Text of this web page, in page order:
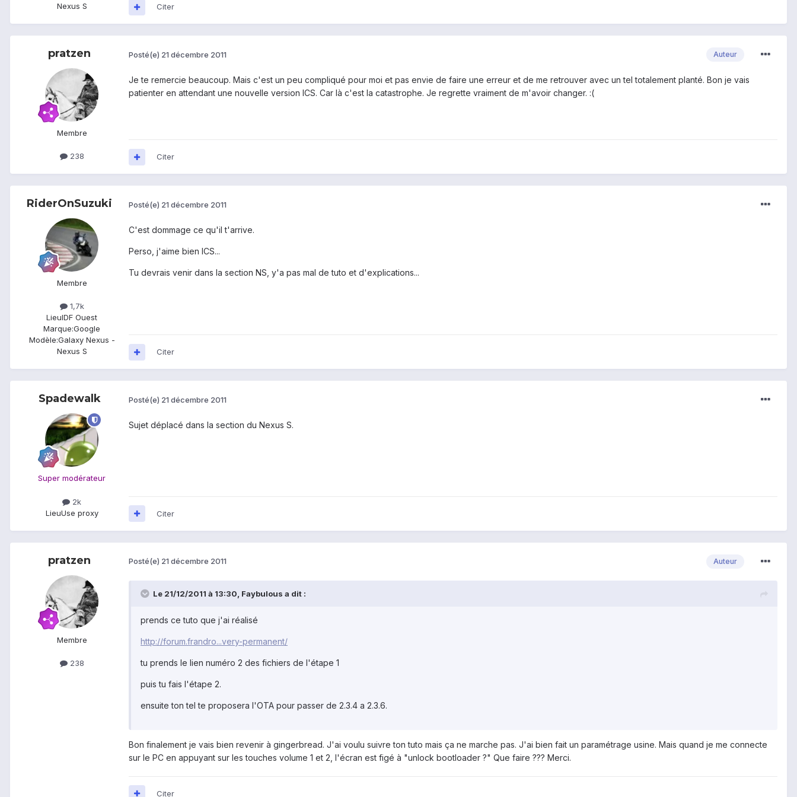
Nexus S
Citer
pratzen
Membre
238
Auteur
Posté(e) 21 décembre 2011
Je te remercie beaucoup. Mais c'est un peu compliqué pour moi et pas envie de faire une erreur et de me retrouver avec un tel totalement planté. Bon je vais
patienter en attendant une nouvelle version ICS. Car là c'est la catastrophe. Je regrette vraiment de m'avoir changer. :(
Citer
RiderOnSuzuki
Membre
1,7k
LieuIDF Ouest
Marque:Google
Modèle:Galaxy Nexus -
Nexus S
Posté(e) 21 décembre 2011
C'est dommage ce qu'il t'arrive.
Perso, j'aime bien ICS...
Tu devrais venir dans la section NS, y'a pas mal de tuto et d'explications...
Citer
Spadewalk
Super modérateur
2k
LieuUse proxy
Posté(e) 21 décembre 2011
Sujet déplacé dans la section du Nexus S.
Citer
pratzen
Membre
238
Auteur
Posté(e) 21 décembre 2011
Le 21/12/2011 à 13:30, Faybulous a dit :
prends ce tuto que j'ai réalisé
http://forum.frandro...very-permanent/
tu prends le lien numéro 2 des fichiers de l'étape 1
puis tu fais l'étape 2.
ensuite ton tel te proposera l'OTA pour passer de 2.3.4 a 2.3.6.
Bon finalement je vais bien revenir à gingerbread. J'ai voulu suivre ton tuto mais ça ne marche pas. J'ai bien fait un paramétrage usine. Mais quand je me connecte
sur le PC en appuyant sur les touches volume 1 et 2, l'écran est figé à "unlock bootloader ?" Que faire ??? Merci.
Citer